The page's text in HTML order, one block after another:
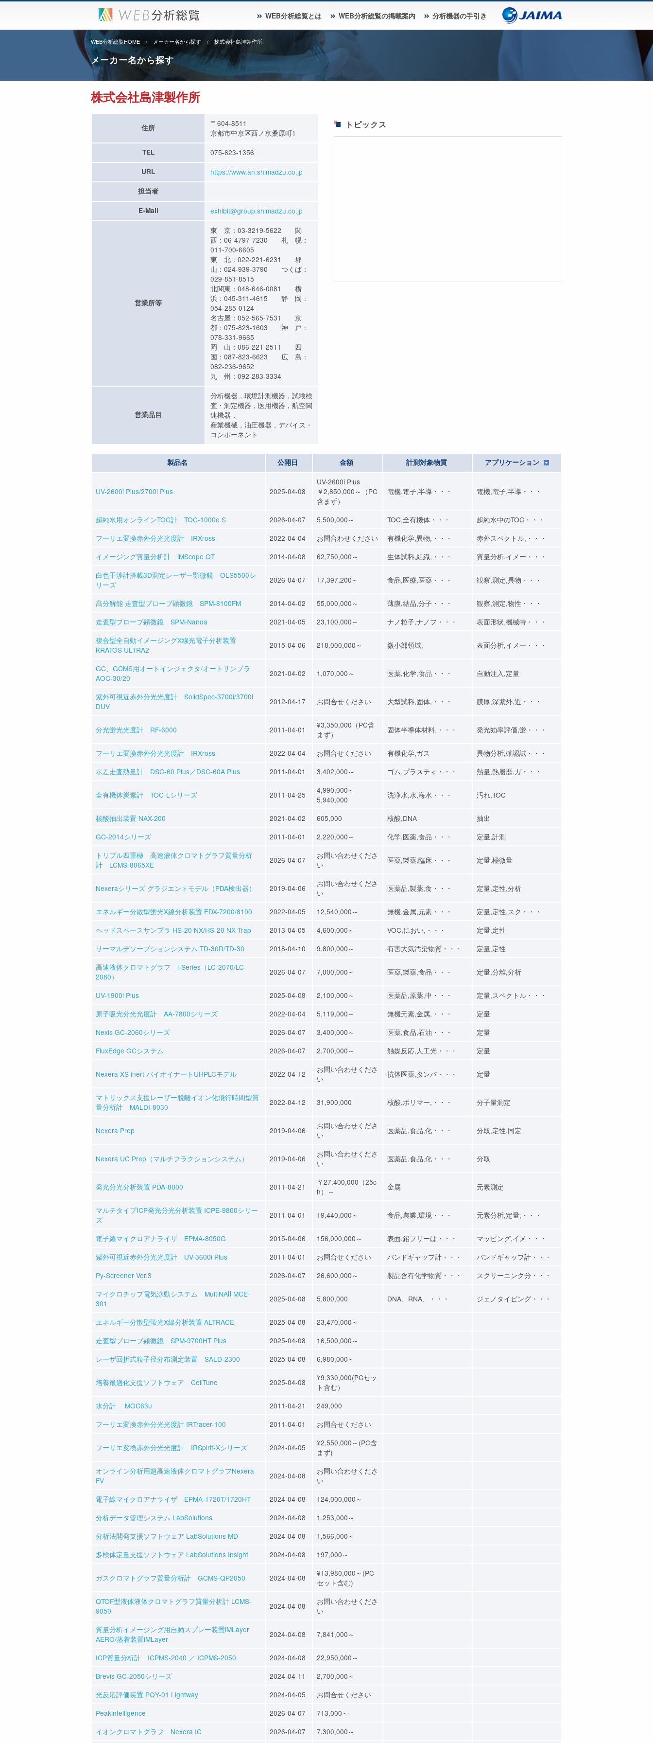
WEB分析総覧とは WEB分析総覧の掲載案内 分析機器の手引き
WEB分析総覧HOME メーカー名から探す 株式会社島津製作所
メーカー名から探す
株式会社島津製作所
住所
〒604-8511
京都市中京区西ノ京桑原町1
TEL 075-823-1356
URL https://www.an.shimadzu.co.jp
担当者
E-Mail exhibit@group.shimadzu.co.jp
営業所等
東 京：03-3219-5622 関
西：06-4797-7230 札 幌：
011-700-6605
東 北：022-221-6231 郡
山：024-939-3790 つくば：
029-851-8515
北関東：048-646-0081 横
浜：045-311-4615 静 岡：
054-285-0124
名古屋：052-565-7531 京
都：075-823-1603 神 戸：
078-331-9665
岡 山：086-221-2511 四
国：087-823-6623 広 島：
082-236-9652
九 州：092-283-3334
営業品目
分析機器，環境計測機器，試験検
査・測定機器，医用機器，航空関
連機器，
産業機械，油圧機器，デバイス・
コンポーネント
トピックス
製品名 公開日 金額 計測対象物質 アプリケーション
UV-2600i Plus/2700i Plus 2025-04-08
UV-2600i Plus
￥2,850,000～（PC
含まず）
電機,電子,半導・・・ 電機,電子,半導・・・
超純水用オンラインTOC計 TOC-1000e S 2026-04-07 5,500,000～ TOC,全有機体・・・
超純水中のTOC・・・
フーリエ変換赤外分光光度計 IRXross
2022-04-04 お問合わせください 有機化学,異物,・・・
赤外スペクトル,・・・
イメージング質量分析計 iMScope QT
2014-04-08 62,750,000～ 生体試料,組織,・・・
質量分析,イメー・・・
白色干渉計搭載3D測定レーザー顕微鏡 OLS5500シ
リーズ
2026-04-07 17,397,200～ 食品,医療,医薬・・・ 観察,測定,異物・・・
高分解能 走査型プローブ顕微鏡 SPM-8100FM 2014-04-02 55,000,000～ 薄膜,結晶,分子・・・
観察,測定,物性・・・
走査型プローブ顕微鏡 SPM-Nanoa
2021-04-05 23,100,000～ ナノ粒子,ナノフ・・・
表面形状,機械特・・・
複合型全自動イメージングX線光電子分析装置
KRATOS ULTRA2
2015-04-06 218,000,000～ 微小部領域, 表面分析,イメー・・・
GC、GCMS用オートインジェクタ/オートサンプラ
AOC-30/20
2021-04-02 1,070,000～ 医薬,化学,食品・・・ 自動注入,定量
紫外可視近赤外分光光度計 SolidSpec-3700i/3700i
DUV
2012-04-17 お問合せください 大型試料,固体,・・・ 膜厚,深紫外,近・・・
分光蛍光光度計 RF-6000 2011-04-01
¥3,350,000（PC含
まず）
固体半導体材料,・・・ 発光効率評価,蛍・・・
フーリエ変換赤外分光光度計 IRXross 2022-04-04 お問合せください 有機化学,ガス
異物分析,確認試・・・
示差走査熱量計 DSC-60 Plus／DSC-60A Plus
2011-04-01 3,402,000～ ゴム,プラスティ・・・ 熱量,熱履歴,ガ・・・
全有機体炭素計 TOC-Lシリーズ 2011-04-25
4,990,000～
5,940,000
洗浄水,水,海水・・・ 汚れ,TOC
核酸抽出装置 NAX-200 2021-04-02 605,000 核酸,DNA
抽出
GC-2014シリーズ
2011-04-01 2,220,000～ 化学,医薬,食品・・・
定量,計測
トリプル四重極 高速液体クロマトグラフ質量分析
計 LCMS-8065XE
2026-04-07
お問い合わせくださ
い
医薬,製薬,臨床・・・ 定量,極微量
Nexeraシリーズ グラジエントモデル（PDA検出器） 2019-04-06
お問い合わせくださ
い
医薬品,製薬,食・・・ 定量,定性,分析
エネルギー分散型蛍光X線分析装置 EDX-7200/8100 2022-04-05 12,540,000～ 無機,金属,元素・・・
定量,定性,スク・・・
ヘッドスペースサンプラ HS-20 NX/HS-20 NX Trap
2013-04-05 4,600,000～ VOC,におい,・・・
定量,定性
サーマルデソープションシステム TD-30R/TD-30
2018-04-10 9,800,000～ 有害大気汚染物質・・・
定量,定性
高速液体クロマトグラフ i-Series（LC-2070/LC-
2080）
2026-04-07 7,000,000～ 医薬,製薬,食品・・・ 定量,分離,分析
UV-1900i Plus 2025-04-08 2,100,000～ 医薬品,原薬,中・・・
定量,スペクトル・・・
原子吸光分光光度計 AA-7800シリーズ
2022-04-04 5,119,000～ 無機元素,金属,・・・
定量
Nexis GC-2060シリーズ
2026-04-07 3,400,000～ 医薬,食品,石油・・・
定量
FluxEdge GCシステム
2026-04-07 2,700,000～ 触媒反応,人工光・・・ 定量
Nexera XS inert バイオイナートUHPLCモデル 2022-04-12
お問い合わせくださ
い
抗体医薬,タンパ・・・ 定量
マトリックス支援レーザー脱離イオン化飛行時間型質
量分析計 MALDI-8030
2022-04-12 31,900,000 核酸,ポリマー,・・・ 分子量測定
Nexera Prep 2019-04-06
お問い合わせくださ
い
医薬品,食品,化・・・ 分取,定性,同定
Nexera UC Prep（マルチフラクションシステム） 2019-04-06
お問い合わせくださ
い
医薬品,食品,化・・・ 分取
発光分光分析装置 PDA-8000 2011-04-21
￥27,400,000（25c
h）～
金属 元素測定
マルチタイプICP発光分光分析装置 ICPE-9800シリー
ズ
2011-04-01 19,440,000～ 食品,農業,環境・・・ 元素分析,定量,・・・
電子線マイクロアナライザ EPMA-8050G 2015-04-06 156,000,000～ 表面,鉛フリーは・・・
マッピング,イメ・・・
紫外可視近赤外分光光度計 UV-3600i Plus
2011-04-01 お問合せください バンドギャップ計・・・
バンドギャップ計・・・
Py-Screener Ver.3
2026-04-07 26,600,000～ 製品含有化学物質・・・
スクリーニング分・・・
マイクロチップ電気泳動システム MultiNAⅡ MCE-
301
2025-04-08 5,800,000 DNA、RNA、・・・ ジェノタイピング・・・
エネルギー分散型蛍光X線分析装置 ALTRACE 2025-04-08
23,470,000～
走査型プローブ顕微鏡 SPM-9700HT Plus
2025-04-08
16,500,000～
レーザ回折式粒子径分布測定装置 SALD-2300
2025-04-08 6,980,000～
培養最適化支援ソフトウェア CellTune 2025-04-08
¥9,330,000(PCセッ
ト含む）
水分計 MOC63u
2011-04-21
249,000
フーリエ変換赤外分光光度計 IRTracer-100
2011-04-01 お問合せください
フーリエ変換赤外分光光度計 IRSpirit-Xシリーズ 2024-04-05
¥2,550,000～(PC含
まず)
オンライン分析用超高速液体クロマトグラフNexera
FV
2024-04-08
お問い合わせくださ
い
電子線マイクロアナライザ EPMA-1720T/1720HT
2024-04-08
124,000,000～
分析データ管理システム LabSolutions
2024-04-08
1,253,000～
分析法開発支援ソフトウェア LabSolutions MD
2024-04-08
1,566,000～
多検体定量支援ソフトウェア LabSolutions Insight
2024-04-08 197,000～
ガスクロマトグラフ質量分析計 GCMS-QP2050 2024-04-08
¥13,980,000～(PC
セット含む)
QTOF型液体液体クロマトグラフ質量分析計 LCMS-
9050
2024-04-08
お問い合わせくださ
い
質量分析イメージング用自動スプレー装置iMLayer
AERO/蒸着装置iMLayer
2024-04-08 7,841,000～
ICP質量分析計 ICPMS-2040 ／ ICPMS-2050 2024-04-08
22,950,000～
Brevis GC-2050シリーズ
2024-04-11
2,700,000～
光反応評価装置 PQY-01 Lightway
2024-04-05
お問合せください
Peakintelligence
2026-04-07
713,000～
イオンクロマトグラフ Nexera IC
2026-04-07 7,300,000～